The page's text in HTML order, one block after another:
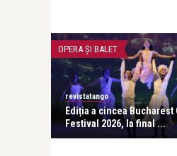
OPERA ȘI BALET
revistatango
Ediția a cincea Bucharest
Festival 2026, la final ...